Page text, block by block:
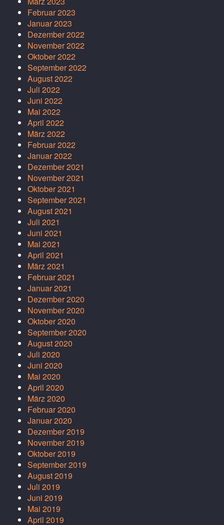
Februar 2023
Januar 2023
Dezember 2022
November 2022
Oktober 2022
September 2022
August 2022
Juli 2022
Juni 2022
Mai 2022
April 2022
März 2022
Februar 2022
Januar 2022
Dezember 2021
November 2021
Oktober 2021
September 2021
August 2021
Juli 2021
Juni 2021
Mai 2021
April 2021
März 2021
Februar 2021
Januar 2021
Dezember 2020
November 2020
Oktober 2020
September 2020
August 2020
Juli 2020
Juni 2020
Mai 2020
April 2020
März 2020
Februar 2020
Januar 2020
Dezember 2019
November 2019
Oktober 2019
September 2019
August 2019
Juli 2019
Juni 2019
Mai 2019
April 2019